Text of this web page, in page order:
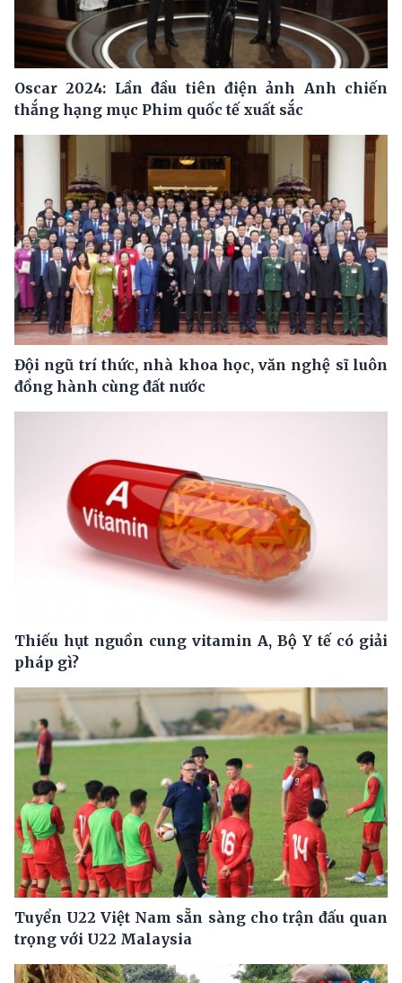
Oscar 2024: Lần đầu tiên điện ảnh Anh chiến
thắng hạng mục Phim quốc tế xuất sắc
Đội ngũ trí thức, nhà khoa học, văn nghệ sĩ luôn
đồng hành cùng đất nước
Thiếu hụt nguồn cung vitamin A, Bộ Y tế có giải
pháp gì?
Tuyển U22 Việt Nam sẵn sàng cho trận đấu quan
trọng với U22 Malaysia